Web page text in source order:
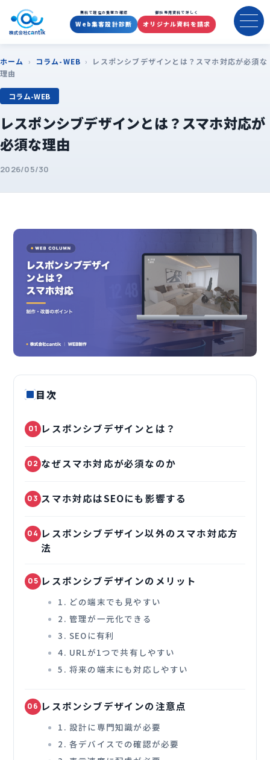
無料で現在の集客力確認
Web集客設計診断
御社専用資料で詳しく
オリジナル資料を請求
ホーム › コラム-WEB ›
レスポンシブデザインとは？スマホ対応が必須な
理由
コラム-WEB
レスポンシブデザインとは？スマホ対応が
必須な理由
2026/05/30
目次
01 レスポンシブデザインとは？
02 なぜスマホ対応が必須なのか
03 スマホ対応はSEOにも影響する
04 レスポンシブデザイン以外のスマホ対応方
法
05 レスポンシブデザインのメリット
1. どの端末でも見やすい
2. 管理が一元化できる
3. SEOに有利
4. URLが1つで共有しやすい
5. 将来の端末にも対応しやすい
06 レスポンシブデザインの注意点
1. 設計に専門知識が必要
2. 各デバイスでの確認が必要